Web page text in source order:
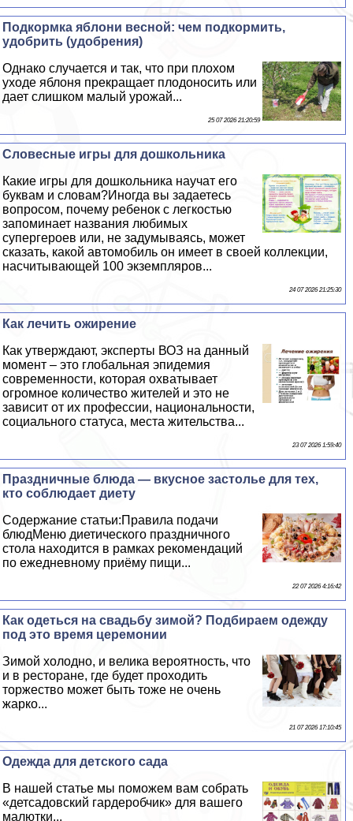
Подкормка яблони весной: чем подкормить,
удобрить (удобрения)
Однако случается и так, что при плохом
уходе яблоня прекращает плодоносить или
дает слишком малый урожай...
25 07 2026 21:20:59
Словесные игры для дошкольника
Какие игры для дошкольника научат его
буквам и словам?Иногда вы задаетесь
вопросом, почему ребенок с легкостью
запоминает названия любимых
супергероев или, не задумываясь, может
сказать, какой автомобиль он имеет в своей коллекции,
насчитывающей 100 экземпляров...
24 07 2026 21:25:30
Как лечить ожирение
Как утверждают, эксперты ВОЗ на данный
момент – это глобальная эпидемия
современности, которая охватывает
огромное количество жителей и это не
зависит от их профессии, национальности,
социального статуса, места жительства...
23 07 2026 1:59:40
Праздничные блюда — вкусное застолье для тех,
кто соблюдает диету
Содержание статьи:Правила подачи
блюдМеню диетического праздничного
стола находится в рамках рекомендаций
по ежедневному приёму пищи...
22 07 2026 4:16:42
Как одеться на свадьбу зимой? Подбираем одежду
под это время церемонии
Зимой холодно, и велика вероятность, что
и в ресторане, где будет проходить
торжество может быть тоже не очень
жарко...
21 07 2026 17:10:45
Одежда для детского сада
В нашей статье мы поможем вам собрать
«детсадовский гардеробчик» для вашего
малютки...